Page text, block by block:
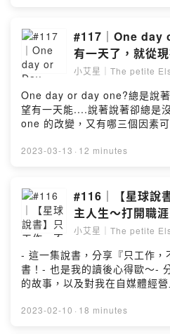
https://linkby.tw/
Hosting
#117｜One day or
有一天了，就從
小艾星｜The petite
One day or day one?總是說
望有一天能....說著說著卻總是
one 的改變，又有哪三個因素
https://open.firstory.me/user/
kb9m/commentsXo,By Elsie
thepetiteelsie@gmail.com小
https://linkby.tw/
Hosting
2023-03-13 · 12 minutes
#116｜【星球說
主人生～打開職
小艾星｜The petite
- 這一集說書，分享『只工作，
書！- 也是我的讀後心得歐～-
的故事，以及對我在自媒體經
信/聯絡：
2023-02-10 · 18 minutes